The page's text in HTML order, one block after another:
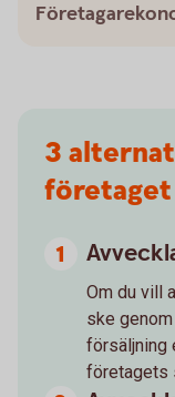
3
företaget
Om du vill
ske
försäljning
företagets